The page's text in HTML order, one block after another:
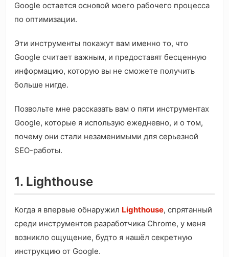
Google остается основой моего рабочего процесса
по оптимизации.
Эти инструменты покажут вам именно то, что
Google считает важным, и предоставят бесценную
информацию, которую вы не сможете получить
больше нигде.
Позвольте мне рассказать вам о пяти инструментах
Google, которые я использую ежедневно, и о том,
почему они стали незаменимыми для серьезной
SEO-работы.
1. Lighthouse
Когда я впервые обнаружил Lighthouse, спрятанный
среди инструментов разработчика Chrome, у меня
возникло ощущение, будто я нашёл секретную
инструкцию от Google.